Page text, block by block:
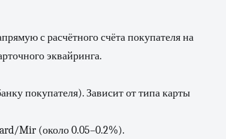
с расчётного счёта покупателя на
эквайринга.
покупателя). Зависит от типа карты
Mir (около 0.05–0.2%).